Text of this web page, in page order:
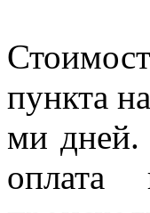
пункта
ми дней.
оплата